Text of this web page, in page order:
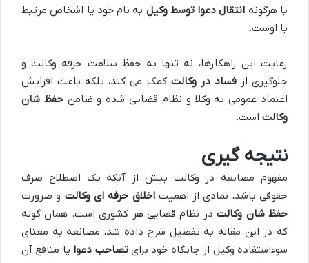
یا هرگونه انتقال دعوا توسط وکیل به نام خود یا اشخاص مرتبط
با اوست.
رعایت این راهکارها، نه تنها به حفظ سلامت حرفه وکالت و
جلوگیری ازفساد در وکالت کمک می کند، بلکه باعث افزایش
اعتماد عمومی به وکلا و نظام قضایی شده و ضامنحفظ شان
وکالت است.
نتیجه گیری
مفهوم مصانعه در وکالت بیش از آنکه یک اصطلاح صرف
حقوقی باشد، نمادی از اهمیتاخلاق حرفه ای وکالت و ضرورت
حفظ شان وکالتدر نظام قضایی هر کشوری است. همان گونه
که در این مقاله به تفصیل شرح داده شد، مصانعه به معنای
سوءاستفاده وکیل از جایگاه خود برایتصاحب دعوا یا منافع آن